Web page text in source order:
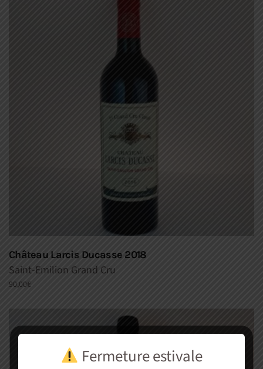
Château Larcis Ducasse 2018
Saint-Emilion Grand Cru
90,00€
Fermeture estivale